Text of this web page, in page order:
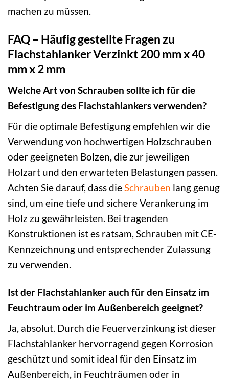
machen zu müssen.
FAQ – Häufig gestellte Fragen zu
Flachstahlanker Verzinkt 200 mm x 40
mm x 2 mm
Welche Art von Schrauben sollte ich für die
Befestigung des Flachstahlankers verwenden?
Für die optimale Befestigung empfehlen wir die
Verwendung von hochwertigen Holzschrauben
oder geeigneten Bolzen, die zur jeweiligen
Holzart und den erwarteten Belastungen passen.
Achten Sie darauf, dass die Schrauben lang genug
sind, um eine tiefe und sichere Verankerung im
Holz zu gewährleisten. Bei tragenden
Konstruktionen ist es ratsam, Schrauben mit CE-
Kennzeichnung und entsprechender Zulassung
zu verwenden.
Ist der Flachstahlanker auch für den Einsatz im
Feuchtraum oder im Außenbereich geeignet?
Ja, absolut. Durch die Feuerverzinkung ist dieser
Flachstahlanker hervorragend gegen Korrosion
geschützt und somit ideal für den Einsatz im
Außenbereich, in Feuchträumen oder in